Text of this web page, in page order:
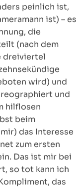
peinlich ist,
ist) – es
die
(nach dem
dreiviertel
wird) und
und
hilflosen
beim
das Interesse
zum ersten
Das ist mir bei
so tot kann ich
das